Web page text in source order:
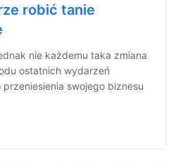
robić tanie
nie każdemu taka zmiana
ostatnich wydarzeń
przeniesienia swojego biznesu